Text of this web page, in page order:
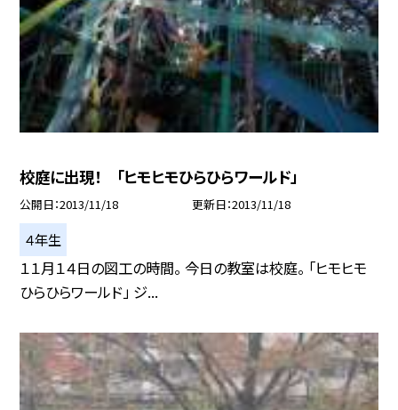
校庭に出現！ 「ヒモヒモひらひらワールド」
公開日 2013/11/18 更新日 2013/11/18
４年生
１１月１４日の図工の時間。 今日の教室は校庭。 「ヒモヒモ
ひらひらワールド」 ジ...